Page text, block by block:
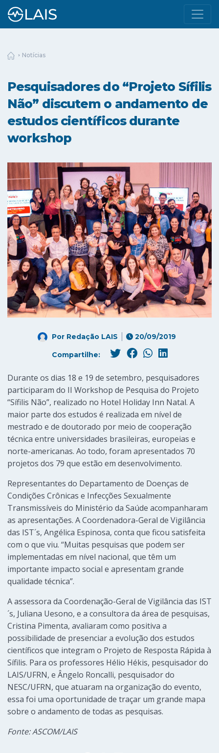
Notícias
Pesquisadores do “Projeto Sífilis
Não” discutem o andamento de
estudos científicos durante
workshop
Por Redação LAIS 20/09/2019
Compartilhe:
Durante os dias 18 e 19 de setembro, pesquisadores
participaram do II Workshop de Pesquisa do Projeto
“Sífilis Não”, realizado no Hotel Holiday Inn Natal. A
maior parte dos estudos é realizada em nível de
mestrado e de doutorado por meio de cooperação
técnica entre universidades brasileiras, europeias e
norte-americanas. Ao todo, foram apresentados 70
projetos dos 79 que estão em desenvolvimento.
Representantes do Departamento de Doenças de
Condições Crônicas e Infecções Sexualmente
Transmissíveis do Ministério da Saúde acompanharam
as apresentações. A Coordenadora-Geral de Vigilância
das IST´s, Angélica Espinosa, conta que ficou satisfeita
com o que viu. “Muitas pesquisas que podem ser
implementadas em nível nacional, que têm um
importante impacto social e apresentam grande
qualidade técnica”.
A assessora da Coordenação-Geral de Vigilância das IST
´s, Juliana Uesono, e a consultora da área de pesquisas,
Cristina Pimenta, avaliaram como positiva a
possibilidade de presenciar a evolução dos estudos
científicos que integram o Projeto de Resposta Rápida à
Sífilis. Para os professores Hélio Hékis, pesquisador do
LAIS/UFRN, e Ângelo Roncalli, pesquisador do
NESC/UFRN, que atuaram na organização do evento,
essa foi uma oportunidade de traçar um grande mapa
sobre o andamento de todas as pesquisas.
Fonte: ASCOM/LAIS